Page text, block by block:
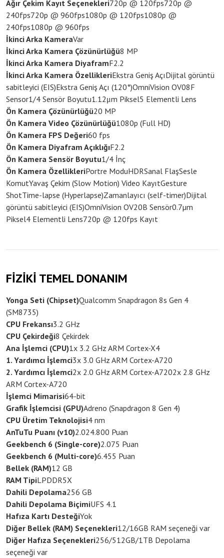
Ağır Çekim Kayıt Seçenekleri720p @ 120fps720p @
240fps720p @ 960fps1080p @ 120fps1080p @
240fps1080p @ 960fps
İkinci Arka KameraVar
İkinci Arka Kamera Çözünürlüğü8 MP
İkinci Arka Kamera DiyaframF2.2
İkinci Arka Kamera ÖzellikleriEkstra Geniş AçıDijital görüntü
sabitleyici (EIS)Ekstra Geniş Açı (120°)OmniVision OV08F
Sensor1/4 Sensör Boyutu1.12μm Piksel5 Elementli Lens
Ön Kamera Çözünürlüğü20 MP
Ön Kamera Video Çözünürlüğü1080p (Full HD)
Ön Kamera FPS Değeri60 fps
Ön Kamera Diyafram AçıklığıF2.2
Ön Kamera Sensör Boyutu1/4 İnç
Ön Kamera ÖzellikleriPortre ModuHDRSanal FlaşSesle
KomutYavaş Çekim (Slow Motion) Video KayıtGesture
ShotTime-lapse (Hyperlapse)Zamanlayıcı (self-timer)Dijital
görüntü sabitleyici (EIS)OmniVision OV20B Sensör0.7µm
Piksel4 Elementli Lens720p @ 120fps Kayıt
FİZİKİ TEMEL DONANIM
Yonga Seti (Chipset)Qualcomm Snapdragon 8s Gen 4
(SM8735)
CPU Frekansı3.2 GHz
CPU Çekirdeği8 Çekirdek
Ana İşlemci (CPU)1x 3.2 GHz ARM Cortex-X4
1. Yardımcı İşlemci3x 3.0 GHz ARM Cortex-A720
2. Yardımcı İşlemci2x 2.0 GHz ARM Cortex-A7202x 2.8 GHz
ARM Cortex-A720
İşlemci Mimarisi64-bit
Grafik İşlemcisi (GPU)Adreno (Snapdragon 8 Gen 4)
CPU Üretim Teknolojisi4 nm
AnTuTu Puanı (v10)2.024.800 Puan
Geekbench 6 (Single-core)2.075 Puan
Geekbench 6 (Multi-core)6.455 Puan
Bellek (RAM)12 GB
RAM TipiLPDDR5X
Dahili Depolama256 GB
Dahili Depolama BiçimiUFS 4.1
Hafıza Kartı DesteğiYok
Diğer Bellek (RAM) Seçenekleri12/16GB RAM seçeneği var
Diğer Hafıza Seçenekleri256/512GB/1TB Depolama
seçeneği var